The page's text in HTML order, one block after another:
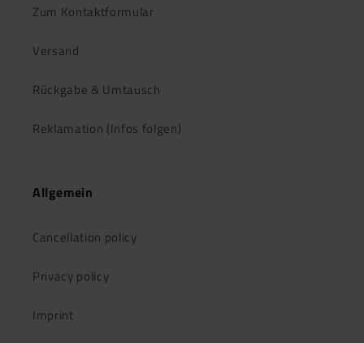
Zum Kontaktformular
Versand
Rückgabe & Umtausch
Reklamation (Infos folgen)
Allgemein
Cancellation policy
Privacy policy
Imprint